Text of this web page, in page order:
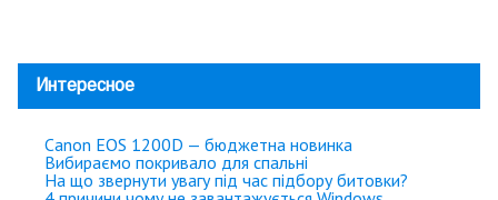
Интересное
Canon EOS 1200D — бюджетна новинка
Вибираємо покривало для спальні
На що звернути увагу під час підбору битовки?